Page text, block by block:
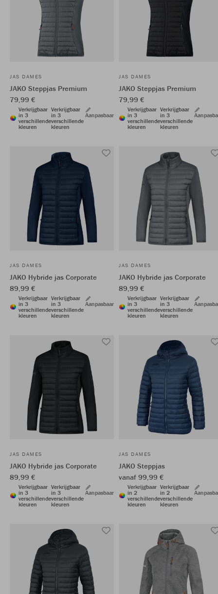
JAS DAMES
JAKO Steppjas Premium
79,99 €
Verkrijgbaar
in 3
verschillende
kleuren
Verkrijgbaar
in 3
verschillende
kleuren
Aanpasbaar
JAS DAMES
JAKO Steppjas Premium
79,99 €
Verkrijgbaar
in 3
verschillende
kleuren
Verkrijgbaar
in 3
verschillende
kleuren
JAS DAMES
JAKO Hybride jas Corporate
89,99 €
Verkrijgbaar
in 3
verschillende
kleuren
Verkrijgbaar
in 3
verschillende
kleuren
Aanpasbaar
JAS DAMES
JAKO Hybride jas Corporate
89,99 €
Verkrijgbaar
in 3
verschillende
kleuren
Verkrijgbaar
in 3
verschillende
kleuren
JAS DAMES
JAKO Hybride jas Corporate
89,99 €
Verkrijgbaar
in 3
verschillende
kleuren
Verkrijgbaar
in 3
verschillende
kleuren
Aanpasbaar
JAS DAMES
JAKO Steppjas
vanaf 99,99 €
Verkrijgbaar
in 2
verschillende
kleuren
Verkrijgbaar
in 2
verschillende
kleuren